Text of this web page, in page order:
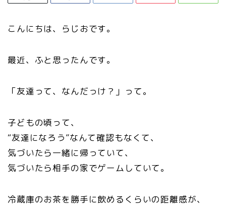
こんにちは、らじおです。
最近、ふと思ったんです。
「友達って、なんだっけ？」って。
子どもの頃って、
“友達になろう”なんて確認もなくて、
気づいたら一緒に帰っていて、
気づいたら相手の家でゲームしていて。
冷蔵庫のお茶を勝手に飲めるくらいの距離感が、